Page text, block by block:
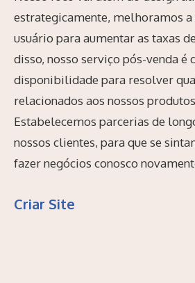
estrategicamente, melhoramos a
usuário para aumentar as taxas
disso, nosso serviço pós-venda é
disponibilidade para resolver
relacionados aos nossos
Estabelecemos parcerias de
nossos clientes, para que se
fazer negócios conosco
Criar Site